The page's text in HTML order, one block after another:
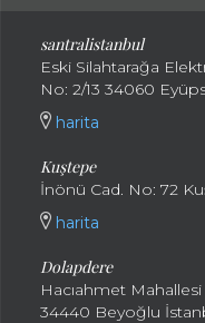
santralistanbul
Eski Silahtarağa
No: 2/13 34060
harita
Kuştepe
İnönü Cad. No: 72
harita
Dolapdere
Hacıahmet
34440 Beyoğlu